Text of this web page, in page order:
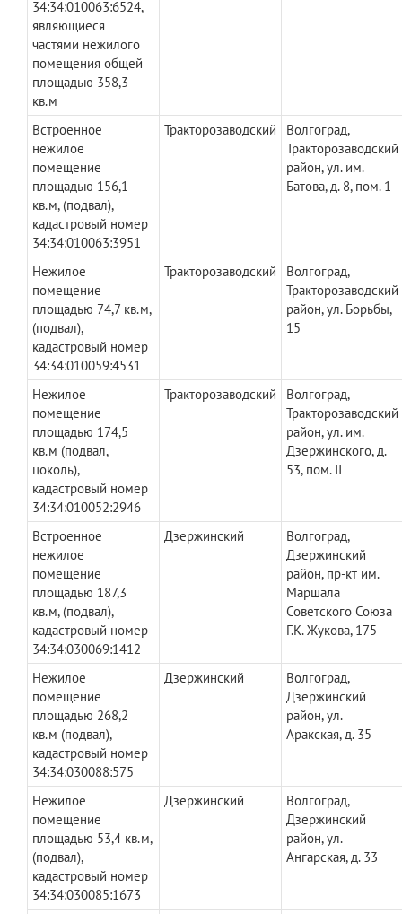
34:34:010063:6524,
являющиеся
частями нежилого
помещения общей
площадью 358,3
кв.м
Встроенное
нежилое
помещение
площадью 156,1
кв.м, (подвал),
кадастровый номер
34:34:010063:3951
Тракторозаводский
Волгоград,
Тракторозаводский
район, ул. им.
Батова, д. 8, пом. 1
Нежилое
помещение
площадью 74,7 кв.м,
(подвал),
кадастровый номер
34:34:010059:4531
Тракторозаводский
Волгоград,
Тракторозаводский
район, ул. Борьбы,
15
Нежилое
помещение
площадью 174,5
кв.м (подвал,
цоколь),
кадастровый номер
34:34:010052:2946
Тракторозаводский
Волгоград,
Тракторозаводский
район, ул. им.
Дзержинского, д.
53, пом. II
Встроенное
нежилое
помещение
площадью 187,3
кв.м, (подвал),
кадастровый номер
34:34:030069:1412
Дзержинский
Волгоград,
Дзержинский
район, пр-кт им.
Маршала
Советского Союза
Г.К. Жукова, 175
Нежилое
помещение
площадью 268,2
кв.м (подвал),
кадастровый номер
34:34:030088:575
Дзержинский
Волгоград,
Дзержинский
район, ул.
Аракская, д. 35
Нежилое
помещение
площадью 53,4 кв.м,
(подвал),
кадастровый номер
34:34:030085:1673
Дзержинский
Волгоград,
Дзержинский
район, ул.
Ангарская, д. 33